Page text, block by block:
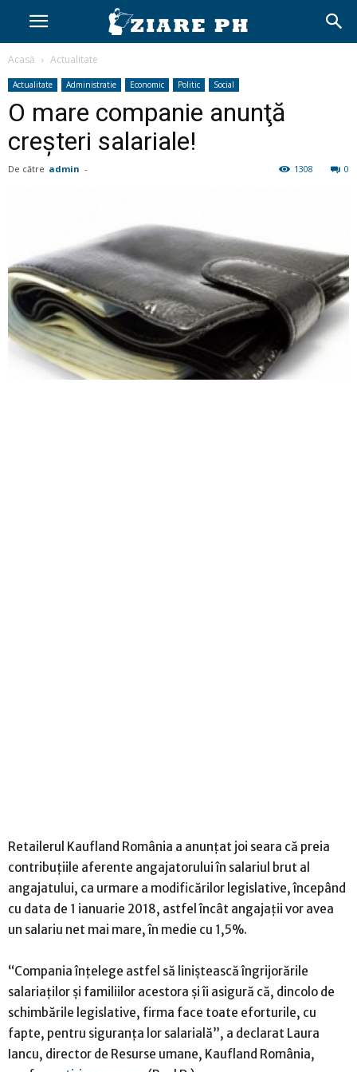
Acasă Actualitate
Actualitate Administratie Economic Politic Social
O mare companie anunţă
creşteri salariale!
De către admin - 0
1308
Retailerul Kaufland România a anunţat joi seara că preia
contribuţiile aferente angajatorului în salariul brut al
angajatului, ca urmare a modificărilor legislative, începând
cu data de 1 ianuarie 2018, astfel încât angajaţii vor avea
un salariu net mai mare, în medie cu 1,5%.
“Compania înţelege astfel să liniştească îngrijorările
salariaţilor şi familiilor acestora şi îi asigură că, dincolo de
schimbările legislative, firma face toate eforturile, cu
fapte, pentru siguranţa lor salarială”, a declarat Laura
Iancu, director de Resurse umane, Kaufland România,